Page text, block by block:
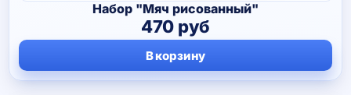
Набор "Мяч рисованный"
470 руб
В корзину